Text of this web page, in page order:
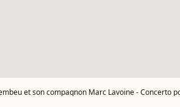
compagnon Marc Lavoine - Concerto pour la paix de Omar Harfouch au